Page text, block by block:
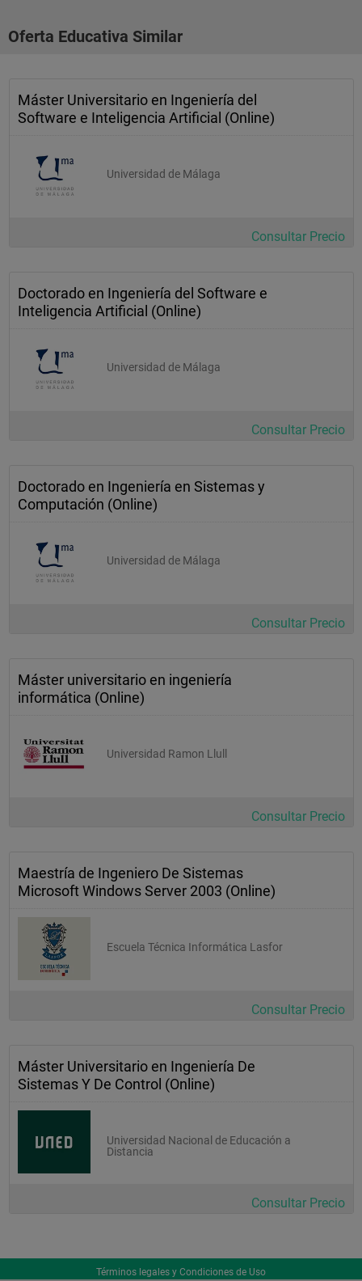
Oferta Educativa Similar
Máster Universitario en Ingeniería del
Software e Inteligencia Artificial (Online)
Universidad de Málaga
Consultar Precio
Doctorado en Ingeniería del Software e
Inteligencia Artificial (Online)
Universidad de Málaga
Consultar Precio
Doctorado en Ingeniería en Sistemas y
Computación (Online)
Universidad de Málaga
Consultar Precio
Máster universitario en ingeniería
informática (Online)
Universidad Ramon Llull
Consultar Precio
Maestría de Ingeniero De Sistemas
Microsoft Windows Server 2003 (Online)
Escuela Técnica Informática Lasfor
Consultar Precio
Máster Universitario en Ingeniería De
Sistemas Y De Control (Online)
Universidad Nacional de Educación a
Distancia
Consultar Precio
Términos legales y Condiciones de Uso